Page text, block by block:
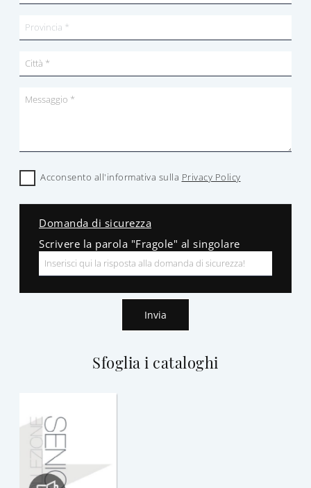
Sfoglia i cataloghi
Acconsento all'informativa sulla Privacy Policy
Domanda di sicurezza
Scrivere la parola "Fragole" al singolare
Invia